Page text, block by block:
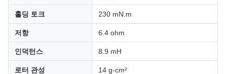
홀딩 토크 230 mN.m
저항 6.4 ohm
인덕턴스 8.9 mH
로터 관성 14 g-cm²